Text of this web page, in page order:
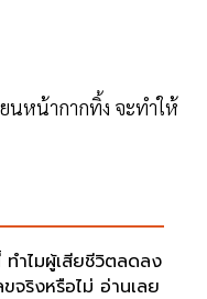
นหน้ากากทิ้ง จะทำให้
ทำไมผู้เสียชีวิตลดลง
จริงหรือไม่ อ่านเลย